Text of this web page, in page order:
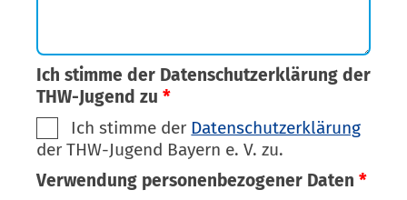
Ich stimme der Datenschutzerklärung der
THW-Jugend zu *
Ich stimme der Datenschutzerklärung
der THW-Jugend Bayern e. V. zu.
Verwendung personenbezogener Daten *